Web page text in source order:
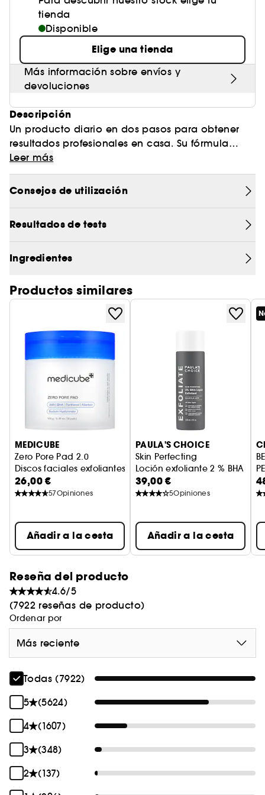
tienda
Disponible
Elige una tienda
Más información sobre envíos y
devoluciones
Descripción
Un producto diario en dos pasos para obtener
resultados profesionales en casa. Su fórmula
perfectamente equilibrada, enriquecida con
cinco ácidos, antioxidantes y vitaminas, elimina
las células muertas y las impurezas, al tiempo
Con el uso regular, los poros parecen más
pequeños, las líneas de expresión se difuminan y
el tono y la textura de la piel se afinan. El
productos para el cuidado de la piel se
absorben más rápidamente. Experimenta una
luminosidad instantánea para una piel de
aspecto más joven.
Leer más
Consejos de utilización
Resultados de tests
Ingredientes
Productos similares
MEDICUBE
Zero Pore Pad 2.0
Discos faciales exfoliantes
26,00 €
57Opiniones
Añadir a la cesta
PAULA'S CHOICE
Skin Perfecting
Loción exfoliante 2 % BHA
39,00 €
5Opiniones
Añadir a la cesta
Reseña del producto
4.6/5
(7922 reseñas de producto)
Ordenar por
Más reciente
Todas (7922)
5
(5624)
4
(1607)
3
(348)
2
(137)